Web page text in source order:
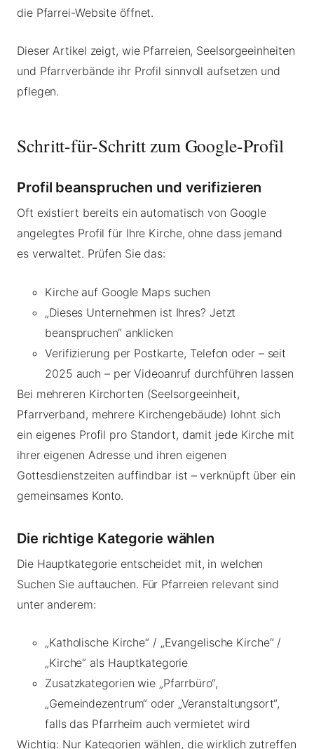
die Pfarrei-Website öffnet.
Dieser Artikel zeigt, wie Pfarreien, Seelsorgeeinheiten
und Pfarrverbände ihr Profil sinnvoll aufsetzen und
pflegen.
Schritt-für-Schritt zum Google-Profil
Profil beanspruchen und verifizieren
Oft existiert bereits ein automatisch von Google
angelegtes Profil für Ihre Kirche, ohne dass jemand
es verwaltet. Prüfen Sie das:
Kirche auf Google Maps suchen
„Dieses Unternehmen ist Ihres? Jetzt
beanspruchen“ anklicken
Verifizierung per Postkarte, Telefon oder – seit
2025 auch – per Videoanruf durchführen lassen
Bei mehreren Kirchorten (Seelsorgeeinheit,
Pfarrverband, mehrere Kirchengebäude) lohnt sich
ein eigenes Profil pro Standort, damit jede Kirche mit
ihrer eigenen Adresse und ihren eigenen
Gottesdienstzeiten auffindbar ist – verknüpft über ein
gemeinsames Konto.
Die richtige Kategorie wählen
Die Hauptkategorie entscheidet mit, in welchen
Suchen Sie auftauchen. Für Pfarreien relevant sind
unter anderem:
„Katholische Kirche“ / „Evangelische Kirche“ /
„Kirche“ als Hauptkategorie
Zusatzkategorien wie „Pfarrbüro“,
„Gemeindezentrum“ oder „Veranstaltungsort“,
falls das Pfarrheim auch vermietet wird
Wichtig: Nur Kategorien wählen, die wirklich zutreffen